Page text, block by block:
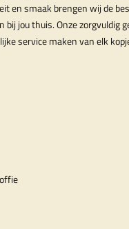
en smaak brengen wij de
bij jou thuis. Onze zorgvuldig
service maken van elk